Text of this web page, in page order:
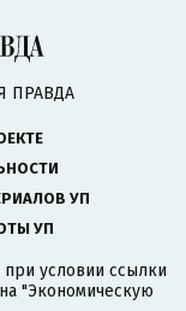
ПРАВДА
УП
УП
условии ссылки
"Экономическую